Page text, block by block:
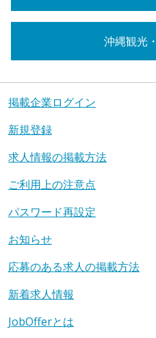
沖縄観光
掲載企業ログイン
新規登録
求人情報の掲載方法
ご利用上の注意点
パスワード再設定
お知らせ
応募のある求人の掲載方法
新着求人情報
JobOfferとは